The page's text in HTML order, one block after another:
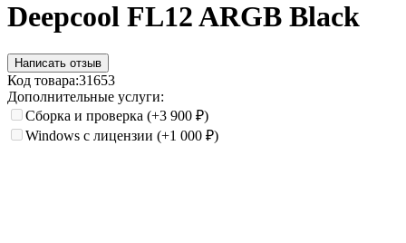
Deepcool FL12 ARGB Black
Написать отзыв
Код товара:31653
Дополнительные услуги:
Сборка и проверка (+3 900 ₽)
Windows с лицензии (+1 000 ₽)